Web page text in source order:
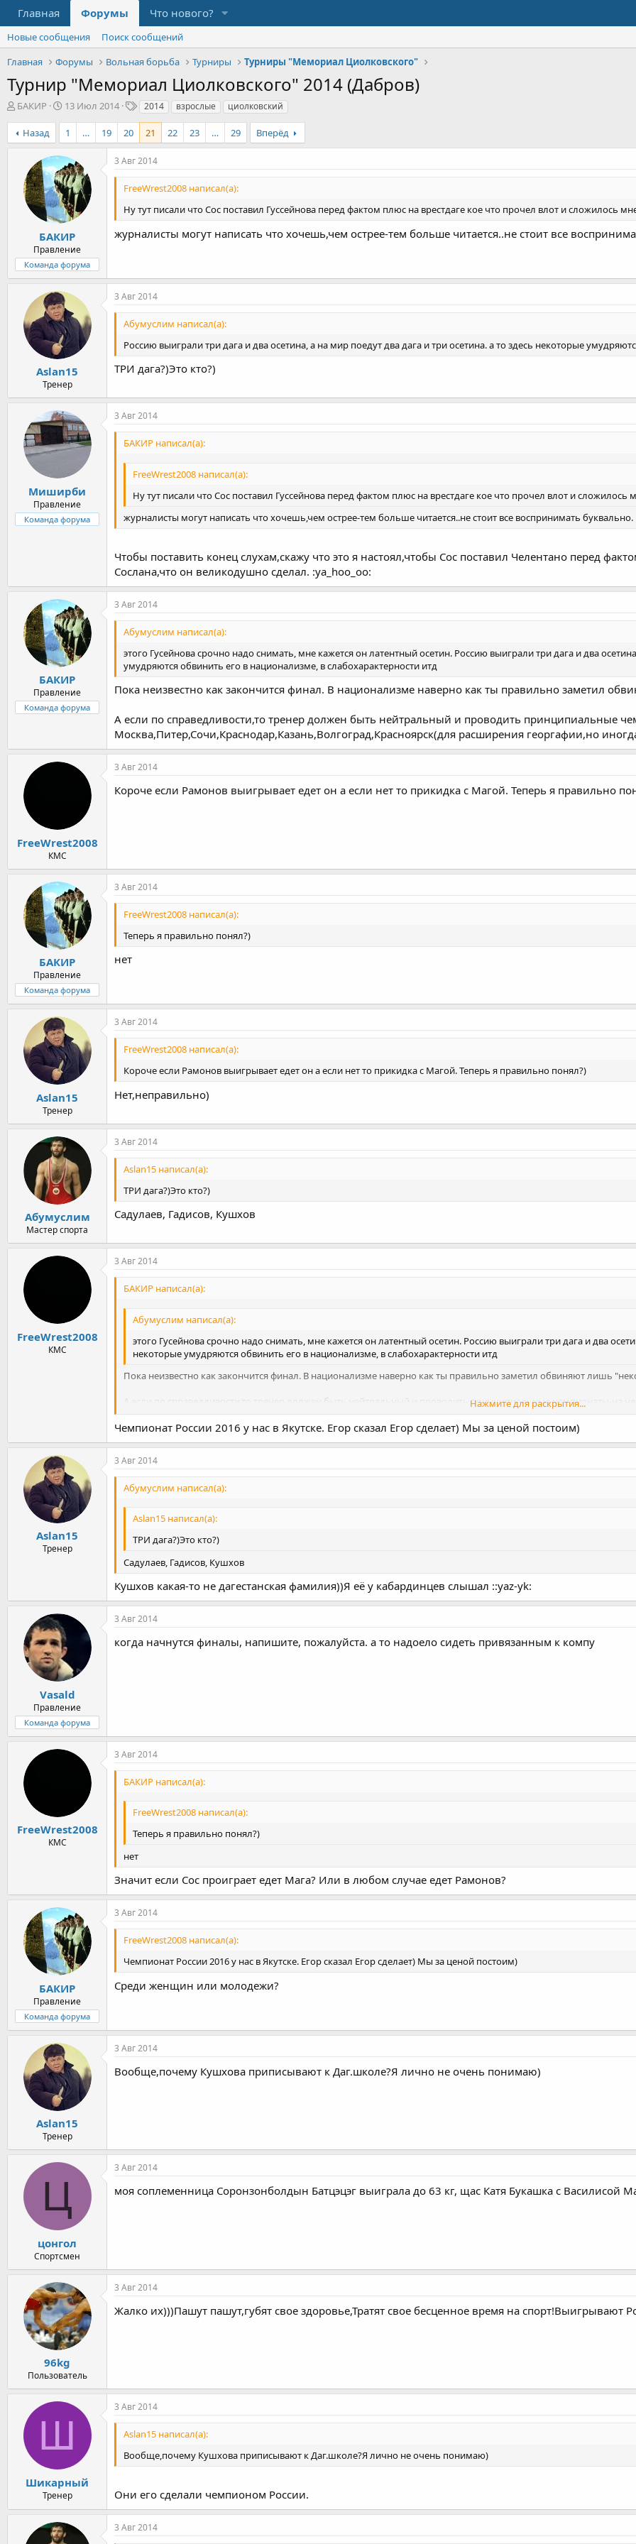
Главная Форумы Что нового?
Новые сообщения
Поиск сообщений
Главная
Форумы Вольная борьба Турниры Турниры "Мемориал Циолковского"
Турнир "Мемориал Циолковского" 2014 (Дабров)
А
т
о
БАКИР
Д
т
а
н
а
ч
а
л
а
13 Июл 2014
Т
и
2014 взрослые циолковский
Назад 1 … 19 20 21 22 23 … 29 Вперёд
БАКИР
Правление
Команда форума
3 Авг 2014
FreeWrest2008 написал(а):
Ну тут писали что Сос поставил Гуссейнова перед фактом плюс на врестдаге кое что прочел влот и сложилось
журналисты могут написать что хочешь,чем острее-тем больше читается..не стоит все
Aslan15
Тренер
3 Авг 2014
Абумуслим написал(а):
Россию выиграли три дага и два осетина, а на мир поедут два дага и три осетина. а то здесь некоторые
ТРИ дага?)Это кто?)
Миширби
Правление
Команда форума
3 Авг 2014
БАКИР написал(а):
FreeWrest2008 написал(а):
Ну тут писали что Сос поставил Гуссейнова перед фактом плюс на врестдаге кое что прочел влот и сложилось
журналисты могут написать что хочешь,чем острее-тем больше читается..не стоит все воспринимать буквально.
Чтобы поставить конец слухам,скажу что это я настоял,чтобы Сос поставил Челентано перед
Сослана,что он великодушно сделал. :ya_hoo_oo:
БАКИР
Правление
Команда форума
3 Авг 2014
Абумуслим написал(а):
этого Гусейнова срочно надо снимать, мне кажется он латентный осетин. Россию выиграли три дага и два
умудряются обвинить его в национализме, в слабохарактерности итд
Пока неизвестно как закончится финал. В национализме наверно как ты правильно заметил
А если по справедливости,то тренер должен быть нейтральный и проводить принципиальные
Москва,Питер,Сочи,Краснодар,Казань,Волгоград,Красноярск(для расширения георгафии,но
FreeWrest2008
КМС
3 Авг 2014
Короче если Рамонов выигрывает едет он а если нет то прикидка с Магой. Теперь я правильно
БАКИР
Правление
Команда форума
3 Авг 2014
FreeWrest2008 написал(а):
Теперь я правильно понял?)
нет
Aslan15
Тренер
3 Авг 2014
FreeWrest2008 написал(а):
Короче если Рамонов выигрывает едет он а если нет то прикидка с Магой. Теперь я правильно понял?)
Нет,неправильно)
Абумуслим
Мастер спорта
3 Авг 2014
Aslan15 написал(а):
ТРИ дага?)Это кто?)
Садулаев, Гадисов, Кушхов
FreeWrest2008
КМС
3 Авг 2014
БАКИР написал(а):
Абумуслим написал(а):
этого Гусейнова срочно надо снимать, мне кажется он латентный осетин. Россию выиграли три дага и два
некоторые умудряются обвинить его в национализме, в слабохарактерности итд
Нажмите для раскрытия...
Пока неизвестно как закончится финал. В национализме наверно как ты правильно заметил обвиняют лишь
А если по справедливости,то тренер должен быть нейтральный и проводить принципиальные чемпионаты-на
Нажмите для раскрытия...
Чемпионат России 2016 у нас в Якутске. Егор сказал Егор сделает) Мы за ценой постоим)
Aslan15
Тренер
3 Авг 2014
Абумуслим написал(а):
Aslan15 написал(а):
ТРИ дага?)Это кто?)
Садулаев, Гадисов, Кушхов
Кушхов какая-то не дагестанская фамилия))Я её у кабардинцев слышал ::yaz-yk:
Vasald
Правление
Команда форума
3 Авг 2014
когда начнутся финалы, напишите, пожалуйста. а то надоело сидеть привязанным к компу
FreeWrest2008
КМС
3 Авг 2014
БАКИР написал(а):
FreeWrest2008 написал(а):
Теперь я правильно понял?)
нет
Значит если Сос проиграет едет Мага? Или в любом случае едет Рамонов?
БАКИР
Правление
Команда форума
3 Авг 2014
FreeWrest2008 написал(а):
Чемпионат России 2016 у нас в Якутске. Егор сказал Егор сделает) Мы за ценой постоим)
Среди женщин или молодежи?
Aslan15
Тренер
3 Авг 2014
Вообще,почему Кушхова приписывают к Даг.школе?Я лично не очень понимаю)
Ц
цонгол
Спортсмен
3 Авг 2014
моя соплеменница Соронзонболдын Батцэцэг выиграла до 63 кг, щас Катя Букашка с Василисой
96kg
Пользователь
3 Авг 2014
Жалко их)))Пашут пашут,губят свое здоровье,Тратят свое бесценное время на спорт!Выигрывают
Ш
Шикарный
Тренер
3 Авг 2014
Aslan15 написал(а):
Вообще,почему Кушхова приписывают к Даг.школе?Я лично не очень понимаю)
Они его сделали чемпионом России.
3 Авг 2014